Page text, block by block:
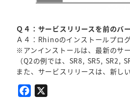
Ｑ４：サービスリリースを前のバ
Ａ４：Rhinoのインストールプロ
※アンインストールは、最新のサ
（Q2の例では、SR8, SR5, SR2,
また、サービスリリースは、新し